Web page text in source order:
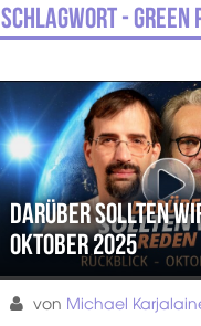
Schlagwort - Green
Darüber sollten
Oktober 2025
von Michael